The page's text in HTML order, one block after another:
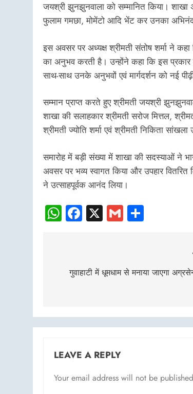
जयश्री झुनझुनवाला को सम्मानित किया।
फुलाम गमछा, मोमेंटो आदि भेंट कर उनका
इस अवसर पर अध्यक्ष श्रीमती संतोष शर्मा ने
का अनुभव करती है। उन्होंने कहा कि इस
साथ-साथ उनके अनुभवों एवं मार्गदर्शन को नई
सम्मान प्राप्त करते हुए श्रीमती जयश्री
शाखा की सलाहकार श्रीमती सरोज मित्तल,
श्रीमती ज्योति शर्मा एवं श्रीमती निकिता
समारोह में बड़ी संख्या में शाखा की सदस्याओं ने
अवसर पर भव्य स्वागत किया और उपहार
ने उत्साहपूर्वक आनंद लिया।
WhatsApp
Facebook
X Gmail
navigation
गुवाहाटी में धूमधाम से मनाया जाएगा
LEAVE A REPLY
Your email address will not be